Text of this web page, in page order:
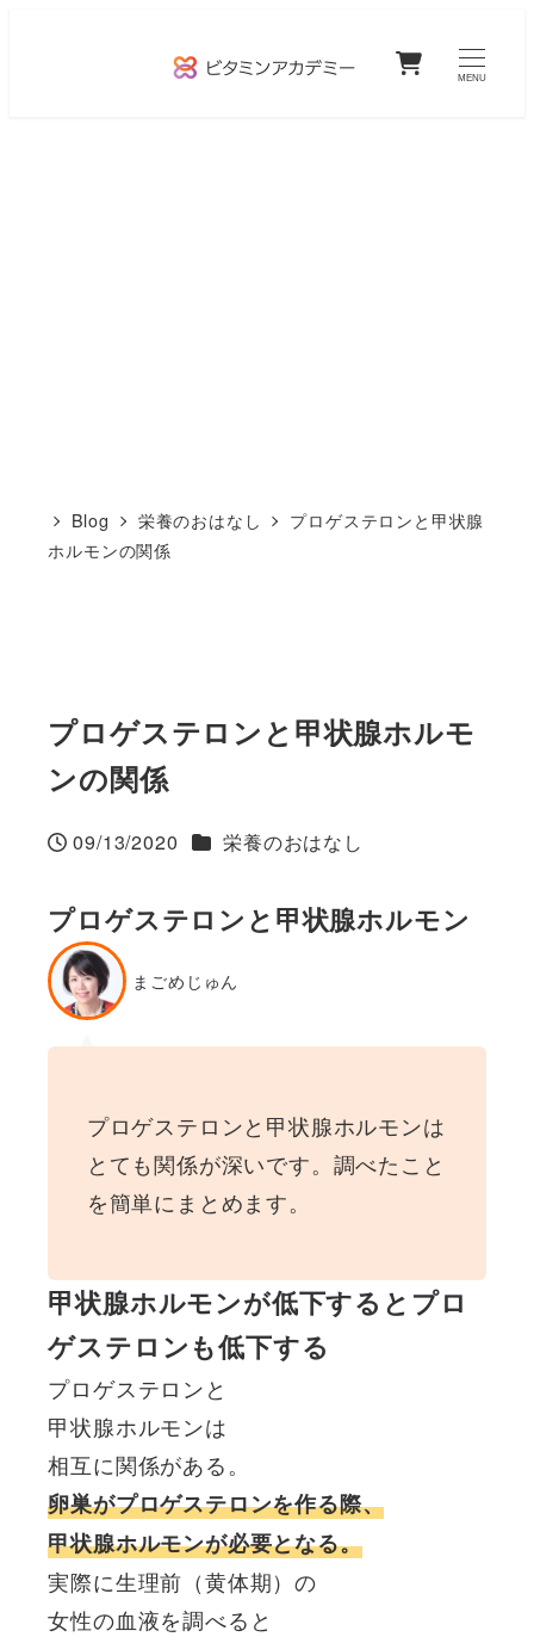
0
MENU
Blog 栄養のおはなし
プロゲステロンと甲状腺
ホルモンの関係
プロゲステロンと甲状腺ホルモ
ンの関係
投稿日
09/13/2020 カテゴリー
栄養のおはなし
プロゲステロンと甲状腺ホルモン
まごめじゅん
プロゲステロンと甲状腺ホルモンは
とても関係が深いです。調べたこと
を簡単にまとめます。
甲状腺ホルモンが低下するとプロ
ゲステロンも低下する
プロゲステロンと
甲状腺ホルモンは
相互に関係がある。
卵巣がプロゲステロンを作る際、
甲状腺ホルモンが必要となる。
実際に生理前（黄体期）の
女性の血液を調べると